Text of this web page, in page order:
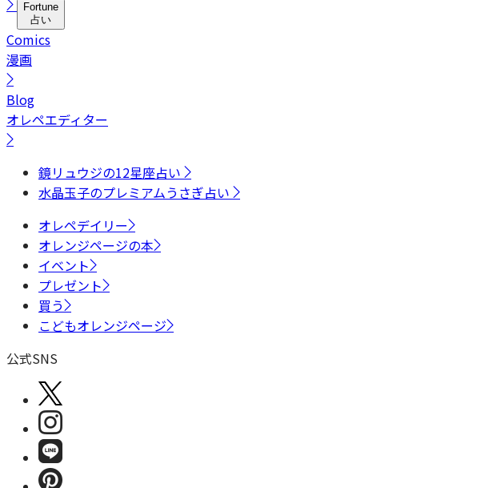
Fortune
占い
Comics
漫画
Blog
オレペエディター
鏡リュウジの12星座占い
水晶玉子のプレミアムうさぎ占い
オレペデイリー
オレンジページの本
イベント
プレゼント
買う
こどもオレンジページ
公式SNS